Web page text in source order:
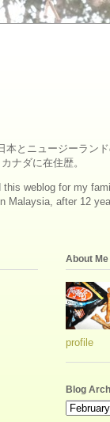
とニュージーランド
ナダに在住歴。
weblog for my
Malaysia, after 12
About Me
profile
Blog